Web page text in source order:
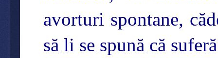
avorturi spontane,
să li se spună că